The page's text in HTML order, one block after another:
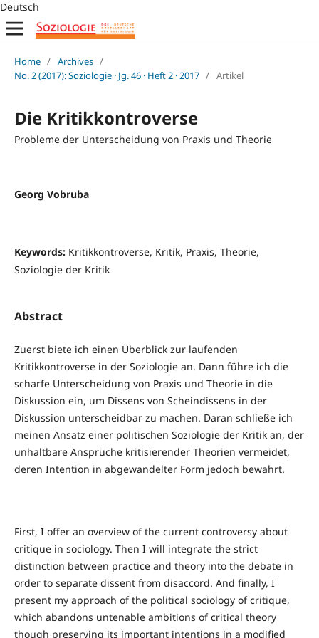
Deutsch
Home / Archives /
No. 2 (2017): Soziologie · Jg. 46 · Heft 2 · 2017 / Artikel
Die Kritikkontroverse
Probleme der Unterscheidung von Praxis und Theorie
Georg Vobruba
Keywords: Kritikkontroverse, Kritik, Praxis, Theorie,
Soziologie der Kritik
Abstract
Zuerst biete ich einen Überblick zur laufenden
Kritikkontroverse in der Soziologie an. Dann führe ich die
scharfe Unterscheidung von Praxis und Theorie in die
Diskussion ein, um Dissens von Scheindissens in der
Diskussion unterscheidbar zu machen. Daran schließe ich
meinen Ansatz einer politischen Soziologie der Kritik an, der
unhaltbare Ansprüche kritisierender Theorien vermeidet,
deren Intention in abgewandelter Form jedoch bewahrt.
First, I offer an overview of the current controversy about
critique in sociology. Then I will integrate the strict
distinction between practice and theory into the debate in
order to separate dissent from disaccord. And finally, I
present my approach of the political sociology of critique,
which abandons untenable ambitions of critical theory
though preserving its important intentions in a modified